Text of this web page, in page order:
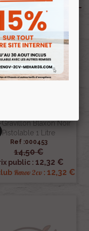
Gravillon Blaxon Noir
Pistolable 1 Litre
Ref :000453
14,50 €
public : 12,32 €
Renov 2cv : 12,32 €